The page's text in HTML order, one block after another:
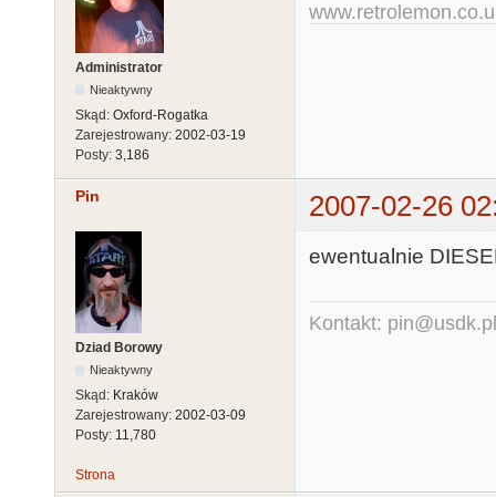
Administrator
Nieaktywny
Skąd: Oxford-Rogatka
Zarejestrowany: 2002-03-19
Posty: 3,186
Pin 2007-02-26
Dziad Borowy
Nieaktywny
Skąd: Kraków
Zarejestrowany: 2002-03-09
Posty: 11,780
ewentualnie
Kontakt: pin@usdk.pl
Strona